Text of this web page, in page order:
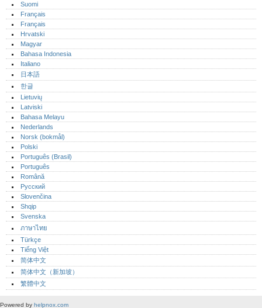
Suomi
Français
Français
Hrvatski
Magyar
Bahasa Indonesia
Italiano
日本語
한글
Lietuvių
Latviski
Bahasa Melayu
Nederlands
Norsk (bokmål)‎
Polski
Português (Brasil)
Português‎
Română
Русский
Slovenčina
Shqip
Svenska
ภาษาไทย
Türkçe
Tiếng Việt
简体中文
简体中文（新加坡）‎
繁體中文
Powered by helpnox.com